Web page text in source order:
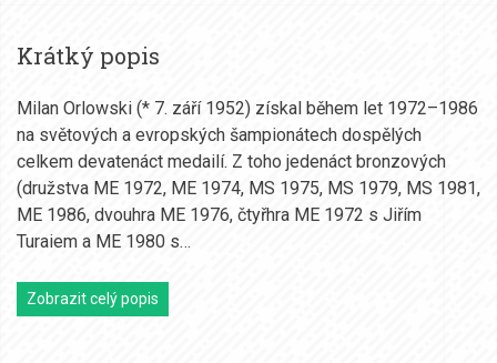
Krátký popis
Milan Orlowski (* 7. září 1952) získal během let 1972–1986
na světových a evropských šampionátech dospělých
celkem devatenáct medailí. Z toho jedenáct bronzových
(družstva ME 1972, ME 1974, MS 1975, MS 1979, MS 1981,
ME 1986, dvouhra ME 1976, čtyřhra ME 1972 s Jiřím
Turaiem a ME 1980 s…
Zobrazit celý popis